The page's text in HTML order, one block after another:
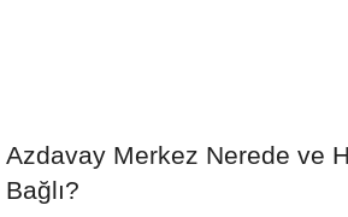
Azdavay Merkez Nerede ve
Bağlı?